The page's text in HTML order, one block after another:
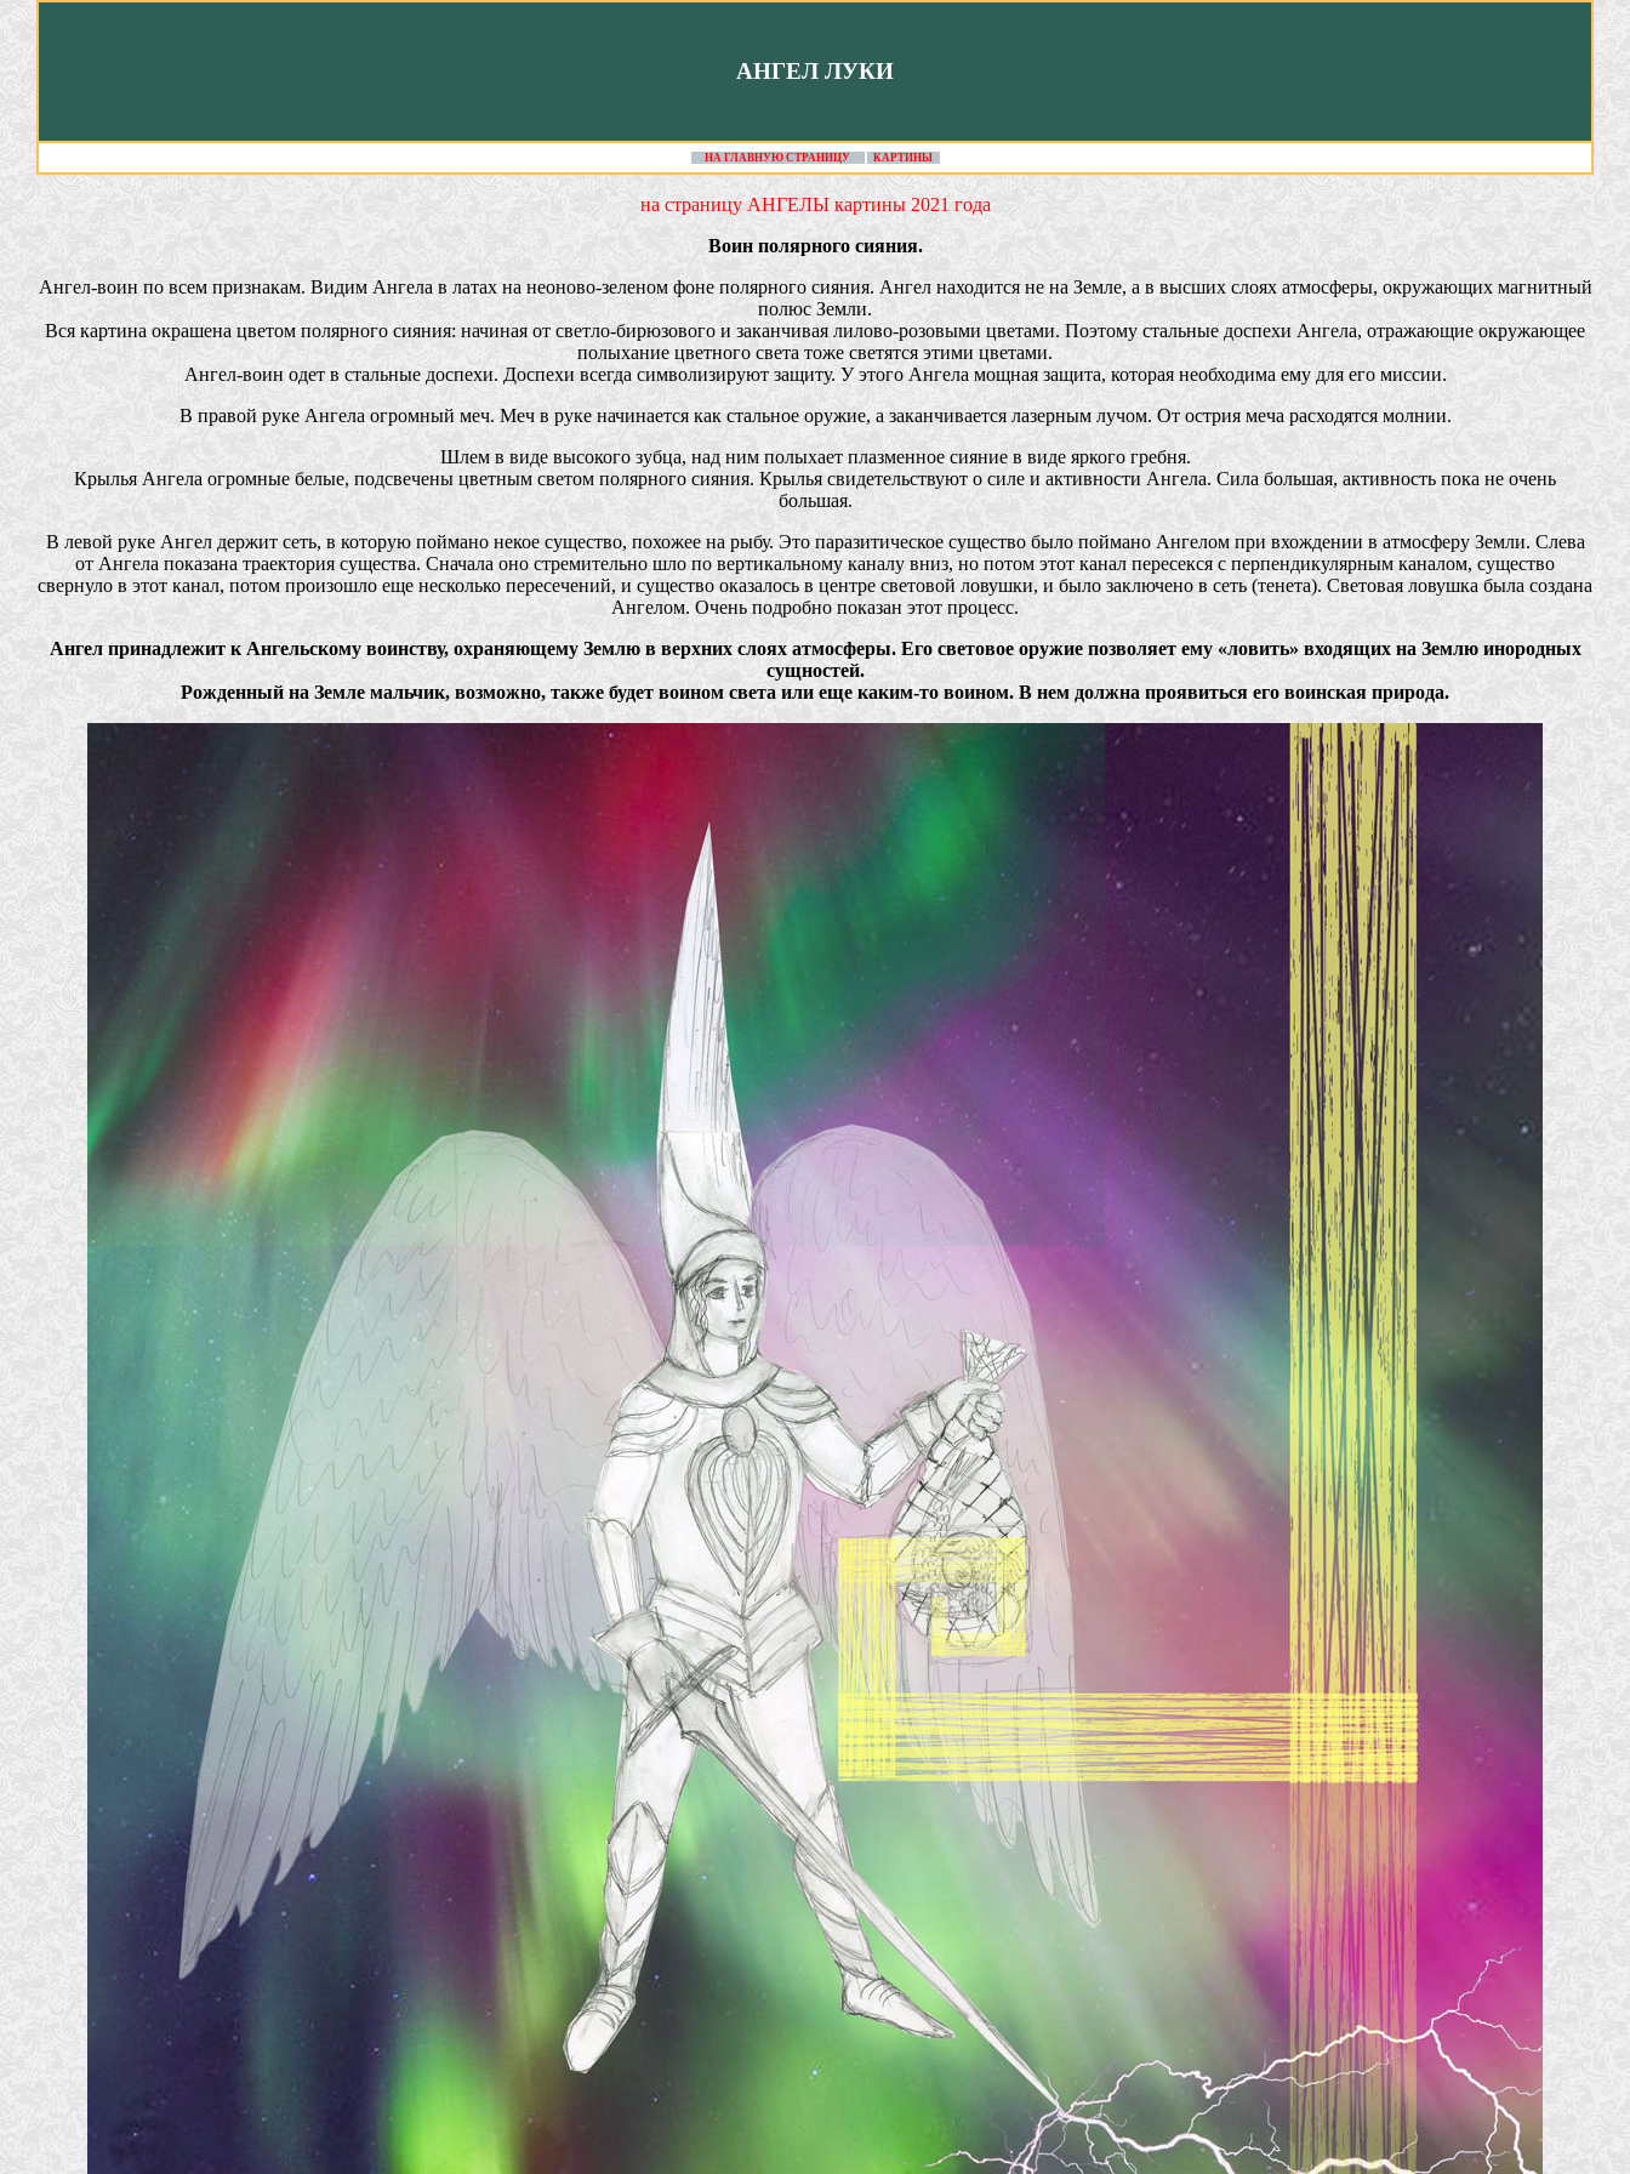
АНГЕЛ ЛУКИ
НА ГЛАВНУЮ СТРАНИЦУ КАРТИНЫ
на страницу АНГЕЛЫ картины 2021 года
Воин полярного сияния.
Ангел-воин по всем признакам. Видим Ангела в латах на неоново-зеленом фоне полярного сияния. Ангел находится не на Земле, а в высших слоях атмосферы, окружающих магнитный
полюс Земли.
Вся картина окрашена цветом полярного сияния: начиная от светло-бирюзового и заканчивая лилово-розовыми цветами. Поэтому стальные доспехи Ангела, отражающие окружающее
полыхание цветного света тоже светятся этими цветами.
Ангел-воин одет в стальные доспехи. Доспехи всегда символизируют защиту. У этого Ангела мощная защита, которая необходима ему для его миссии.
В правой руке Ангела огромный меч. Меч в руке начинается как стальное оружие, а заканчивается лазерным лучом. От острия меча расходятся молнии.
Шлем в виде высокого зубца, над ним полыхает плазменное сияние в виде яркого гребня.
Крылья Ангела огромные белые, подсвечены цветным светом полярного сияния. Крылья свидетельствуют о силе и активности Ангела. Сила большая, активность пока не очень
большая.
В левой руке Ангел держит сеть, в которую поймано некое существо, похожее на рыбу. Это паразитическое существо было поймано Ангелом при вхождении в атмосферу Земли. Слева
от Ангела показана траектория существа. Сначала оно стремительно шло по вертикальному каналу вниз, но потом этот канал пересекся с перпендикулярным каналом, существо
свернуло в этот канал, потом произошло еще несколько пересечений, и существо оказалось в центре световой ловушки, и было заключено в сеть (тенета). Световая ловушка была создана
Ангелом. Очень подробно показан этот процесс.
Ангел принадлежит к Ангельскому воинству, охраняющему Землю в верхних слоях атмосферы. Его световое оружие позволяет ему «ловить» входящих на Землю инородных
сущностей.
Рожденный на Земле мальчик, возможно, также будет воином света или еще каким-то воином. В нем должна проявиться его воинская природа.